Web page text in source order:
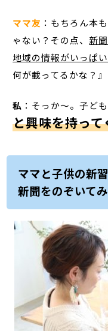
ママ友 ：もちろん本
ゃない？その点、 新
地域の情報がいっぱ
何が載ってるかな？
私 ：そっか～。子ど
と興味を持っ
ママと子供の新
新聞をのぞいて